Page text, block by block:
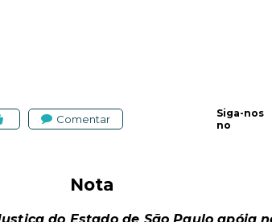
Comentar
Siga-nos
no
Nota